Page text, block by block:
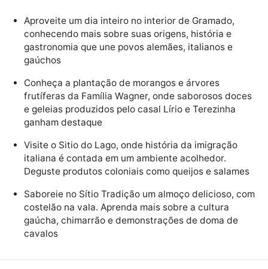
Aproveite um dia inteiro no interior de Gramado,
conhecendo mais sobre suas origens, história e
gastronomia que une povos alemães, italianos e
gaúchos
Conheça a plantação de morangos e árvores
frutíferas da Família Wagner, onde saborosos doces
e geleias produzidos pelo casal Lírio e Terezinha
ganham destaque
Visite o Sitio do Lago, onde história da imigração
italiana é contada em um ambiente acolhedor.
Deguste produtos coloniais como queijos e salames
Saboreie no Sítio Tradição um almoço delicioso, com
costelão na vala. Aprenda mais sobre a cultura
gaúcha, chimarrão e demonstrações de doma de
cavalos